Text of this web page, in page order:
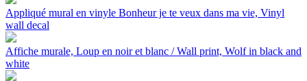
Appliqué mural en vinyle Bonheur je te veux dans ma vie, Vinyl
wall decal
Affiche murale, Loup en noir et blanc / Wall print, Wolf in black and
white